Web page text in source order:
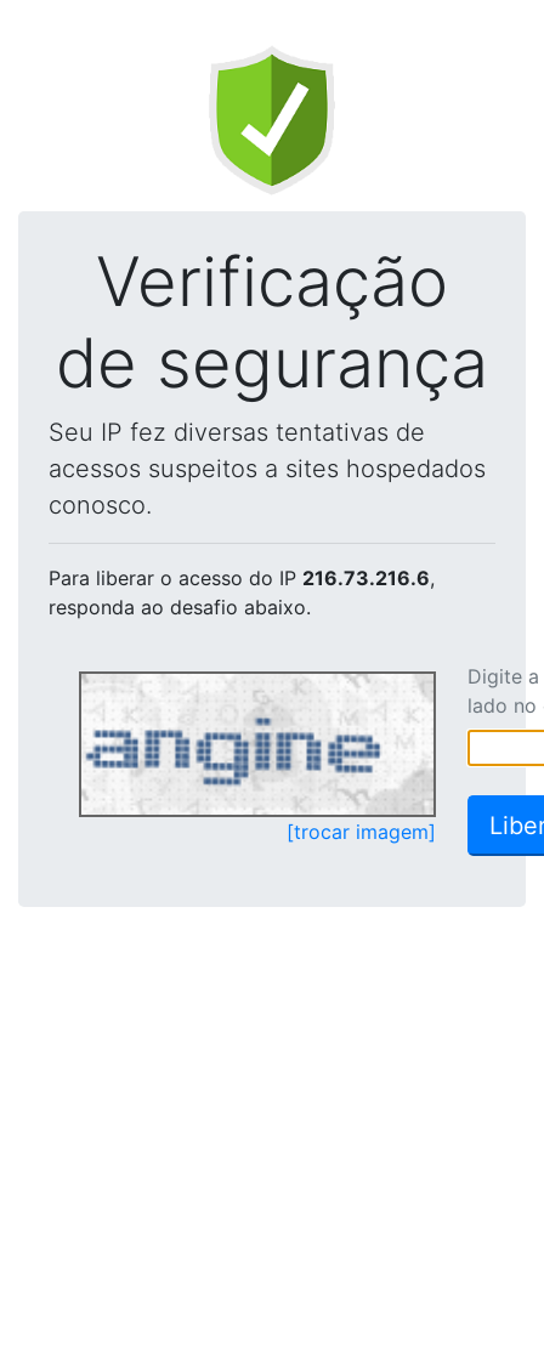
Verificação
de segurança
Seu IP fez diversas tentativas de
acessos suspeitos a sites hospedados
conosco.
Para liberar o acesso do IP 216.73.216.6,
responda ao desafio abaixo.
[trocar imagem]
Digite
lado no